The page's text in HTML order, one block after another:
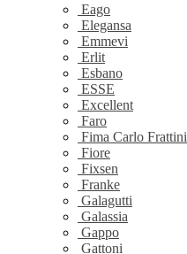
Eago
Elegansa
Emmevi
Erlit
Esbano
ESSE
Excellent
Faro
Fima Carlo Frattini
Fiore
Fixsen
Franke
Galagutti
Galassia
Gappo
Gattoni